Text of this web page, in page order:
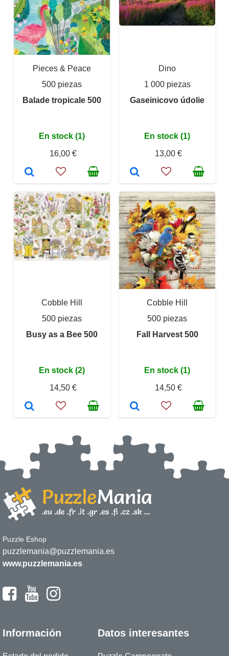
Pieces & Peace
500 piezas
Balade tropicale 500
En stock (1)
16,00 €
Dino
1 000 piezas
Gaseinicovo údolie
En stock (1)
13,00 €
Cobble Hill
500 piezas
Busy as a Bee 500
En stock (2)
14,50 €
Cobble Hill
500 piezas
Fall Harvest 500
En stock (1)
14,50 €
Puzzle Eshop
puzzlemania@puzzlemania.es
www.puzzlemania.es
Información Datos interesantes